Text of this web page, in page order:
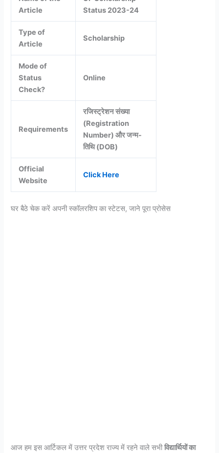
Article
Status 2023-24
Type of
Article
Scholarship
Mode of
Status
Check?
Online
Requirements
रजिस्ट्रेशन संख्या
(Registration
Number) और जन्म-
तिथि (DOB)
Official
Website
Click Here
घर बैठे चेक करें अपनी स्कॉलरशिप का स्टेटस, जाने पूरा प्रोसेस
आज हम इस आर्टिकल में उत्तर प्रदेश राज्य में रहने वाले सभीविद्यार्थियों का